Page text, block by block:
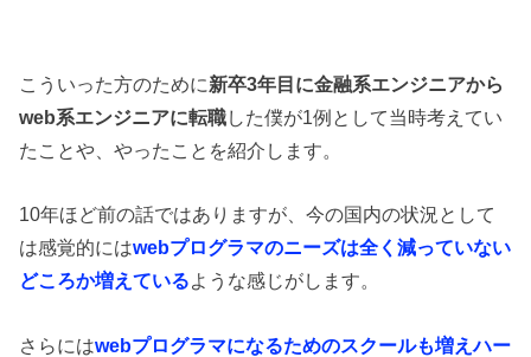
こういった方のために新卒3年目に金融系エンジニアから
web系エンジニアに転職した僕が1例として当時考えてい
たことや、やったことを紹介します。
10年ほど前の話ではありますが、今の国内の状況として
は感覚的にはwebプログラマのニーズは全く減っていない
どころか増えているような感じがします。
さらにはwebプログラマになるためのスクールも増えハー